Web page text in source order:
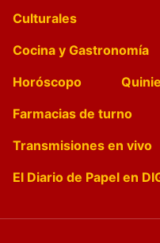
Culturales
Cocina y Gastronomía
Horóscopo
Farmacias de turno
Transmisiones en vivo
El Diario de Papel en